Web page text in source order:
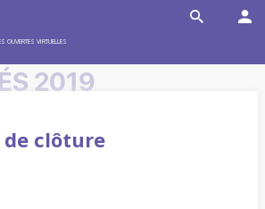
OUVERTES VIRTUELLES
2019
de clôture